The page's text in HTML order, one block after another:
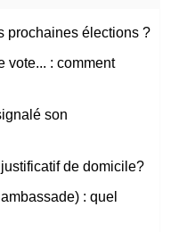
prochaines élections ?
vote... : comment
son
de domicile?
: quel